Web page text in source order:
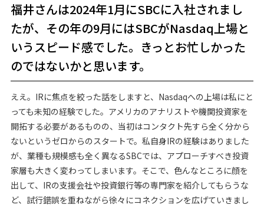
福井さんは2024年1月にSBCに入社されまし
たが、その年の9月にはSBCがNasdaq上場と
いうスピード感でした。きっとお忙しかった
のではないかと思います。
ええ。IRに焦点を絞った話をしますと、Nasdaqへの上場は私にと
っても未知の経験でした。アメリカのアナリストや機関投資家を
開拓する必要があるものの、当初はコンタクト先すら全く分から
ないというゼロからのスタートで。私自身IRの経験はありました
が、業種も規模感も全く異なるSBCでは、アプローチすべき投資
家層も大きく変わってしまいます。そこで、色んなところに顔を
出して、IRの支援会社や投資銀行等の専門家を紹介してもらうな
ど、試行錯誤を重ねながら徐々にコネクションを広げていきまし